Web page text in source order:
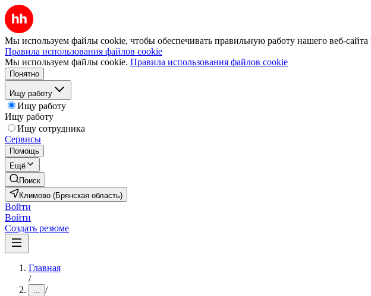
Мы используем файлы cookie, чтобы обеспечивать правильную работу нашего веб-сайта
Правила использования файлов cookie
Мы используем файлы cookie. Правила использования файлов cookie
Понятно
Ищу работу
Ищу работу
Ищу работу
Ищу сотрудника
Сервисы
Помощь
Ещё
Поиск
Климово (Брянская область)
Войти
Войти
Создать резюме
Главная
/
... /